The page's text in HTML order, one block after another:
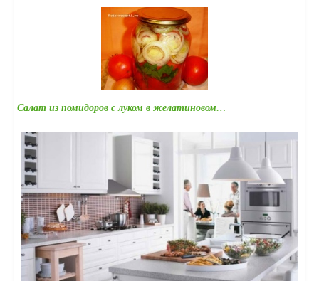
Салат из помидоров с луком в желатиновом…